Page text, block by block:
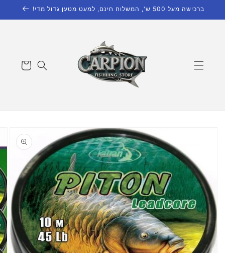
דילוג
ברכישה מעל 500 ש', המשלוח חינם, למעט מטען גדול מדי!
קניות